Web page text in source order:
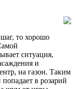
то хорошо
ситуация,
и
на газон. Таким
в розарий